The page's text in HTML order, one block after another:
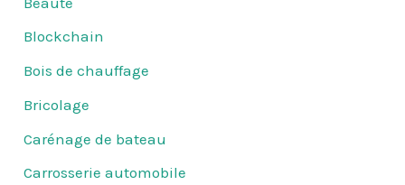
Blockchain
Bois de chauffage
Bricolage
Carénage de bateau
Carrosserie automobile